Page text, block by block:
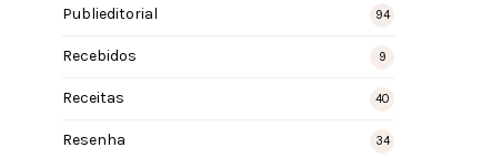
Publieditorial 94
Recebidos 9
Receitas 40
Resenha 34